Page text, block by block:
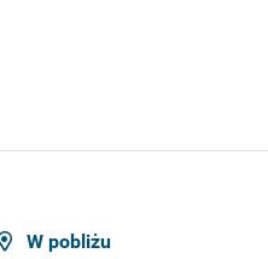
W pobliżu